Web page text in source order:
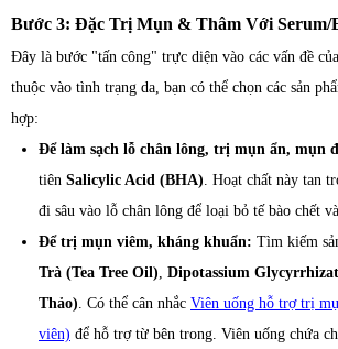
Bước 3: Đặc Trị Mụn & Thâm Với Serum/
Đây là bước "tấn công" trực diện vào các vấn đề
thuộc vào tình trạng da, bạn có thể chọn các sản
hợp:
Để làm sạch lỗ chân lông, trị mụn ẩn, mụn
tiên Salicylic Acid (BHA). Hoạt chất này tan
đi sâu vào lỗ chân lông để loại bỏ tế bào chết
Để trị mụn viêm, kháng khuẩn: Tìm kiếm
Trà (Tea Tree Oil), Dipotassium
Thảo). Có thể cân nhắc Viên uống hỗ trợ trị
viên) để hỗ trợ từ bên trong. Viên uống chứa